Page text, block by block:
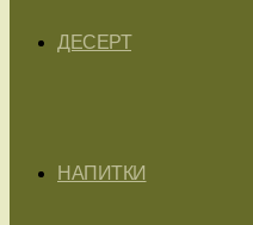
ДЕСЕРТ
НАПИТКИ